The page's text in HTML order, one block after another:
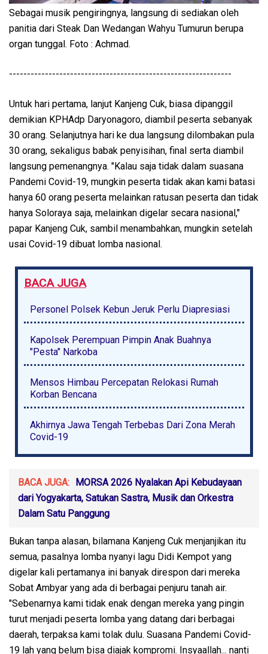
Sebagai musik pengiringnya, langsung di sediakan oleh
panitia dari Steak Dan Wedangan Wahyu Tumurun berupa
organ tunggal. Foto : Achmad.
--------------------------------------------------------------
Untuk hari pertama, lanjut Kanjeng Cuk, biasa dipanggil
demikian KPHAdp Daryonagoro, diambil peserta sebanyak
30 orang. Selanjutnya hari ke dua langsung dilombakan pula
30 orang, sekaligus babak penyisihan, final serta diambil
langsung pemenangnya. "Kalau saja tidak dalam suasana
Pandemi Covid-19, mungkin peserta tidak akan kami batasi
hanya 60 orang peserta melainkan ratusan peserta dan tidak
hanya Soloraya saja, melainkan digelar secara nasional,"
papar Kanjeng Cuk, sambil menambahkan, mungkin setelah
usai Covid-19 dibuat lomba nasional.
BACA JUGA
Personel Polsek Kebun Jeruk Perlu Diapresiasi
Kapolsek Perempuan Pimpin Anak Buahnya
"Pesta" Narkoba
Mensos Himbau Percepatan Relokasi Rumah
Korban Bencana
Akhirnya Jawa Tengah Terbebas Dari Zona Merah
Covid-19
BACA JUGA: MORSA 2026 Nyalakan Api Kebudayaan
dari Yogyakarta, Satukan Sastra, Musik dan Orkestra
Dalam Satu Panggung
Bukan tanpa alasan, bilamana Kanjeng Cuk menjanjikan itu
semua, pasalnya lomba nyanyi lagu Didi Kempot yang
digelar kali pertamanya ini banyak direspon dari mereka
Sobat Ambyar yang ada di berbagai penjuru tanah air.
"Sebenarnya kami tidak enak dengan mereka yang pingin
turut menjadi peserta lomba yang datang dari berbagai
daerah, terpaksa kami tolak dulu. Suasana Pandemi Covid-
19 lah yang belum bisa diajak kompromi. Insyaallah... nanti